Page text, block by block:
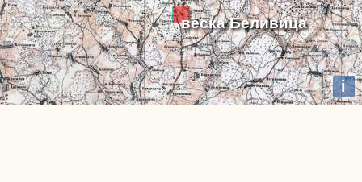
вёска Беливица
i